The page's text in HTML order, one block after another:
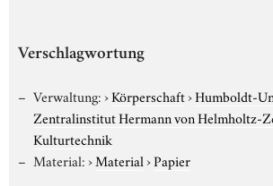
Verschlagwortung
Verwaltung:›Körperschaft›Humboldt-
Zentralinstitut Hermann von Helmholtz-
Kulturtechnik
Material:›Material›Papier